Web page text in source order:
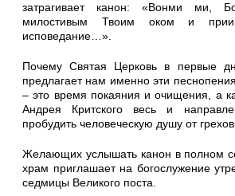
затрагивает канон: «Вонми ми,
милостивым Твоим оком и
исповедание…».
Почему Святая Церковь в первые
предлагает нам именно эти
– это время покаяния и очищения, а
Андрея Критского весь и
пробудить человеческую душу от
Желающих услышать канон в полном
храм приглашает на богослужение
седмицы Великого поста.